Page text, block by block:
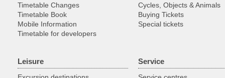
Timetable Changes
Timetable Book
Mobile Information
Timetable for developers
Cycles, Objects & Animals
Buying Tickets
Special tickets
Leisure Service